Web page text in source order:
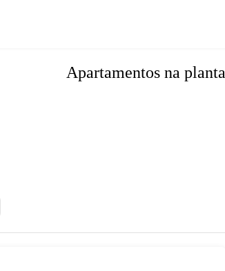
Apartamentos na planta